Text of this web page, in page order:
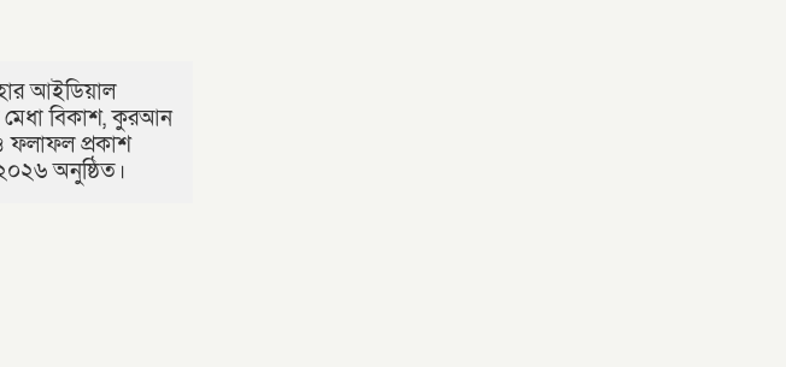
আইডিয়াল
মেধা বিকাশ, কুরআন
ফলাফল প্রকাশ
অনুষ্ঠিত।